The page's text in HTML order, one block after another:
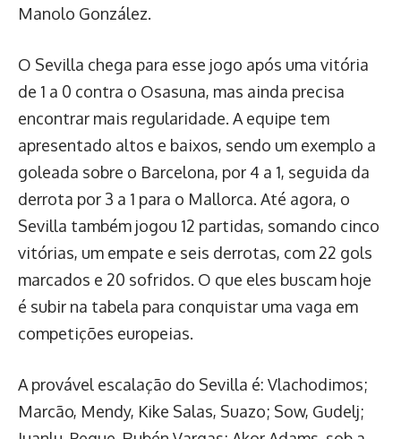
Manolo González.
O Sevilla chega para esse jogo após uma vitória
de 1 a 0 contra o Osasuna, mas ainda precisa
encontrar mais regularidade. A equipe tem
apresentado altos e baixos, sendo um exemplo a
goleada sobre o Barcelona, por 4 a 1, seguida da
derrota por 3 a 1 para o Mallorca. Até agora, o
Sevilla também jogou 12 partidas, somando cinco
vitórias, um empate e seis derrotas, com 22 gols
marcados e 20 sofridos. O que eles buscam hoje
é subir na tabela para conquistar uma vaga em
competições europeias.
A provável escalação do Sevilla é: Vlachodimos;
Marcão, Mendy, Kike Salas, Suazo; Sow, Gudelj;